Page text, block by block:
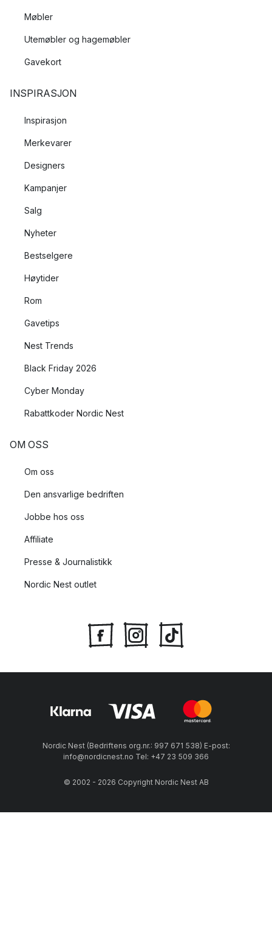
Møbler
Utemøbler og hagemøbler
Gavekort
INSPIRASJON
Inspirasjon
Merkevarer
Designers
Kampanjer
Salg
Nyheter
Bestselgere
Høytider
Rom
Gavetips
Nest Trends
Black Friday 2026
Cyber Monday
Rabattkoder Nordic Nest
OM OSS
Om oss
Den ansvarlige bedriften
Jobbe hos oss
Affiliate
Presse & Journalistikk
Nordic Nest outlet
Nordic Nest (Bedriftens org.nr.: 997 671 538) E-post:
info@nordicnest.no Tel: +47 23 509 366
© 2002 - 2026 Copyright Nordic Nest AB